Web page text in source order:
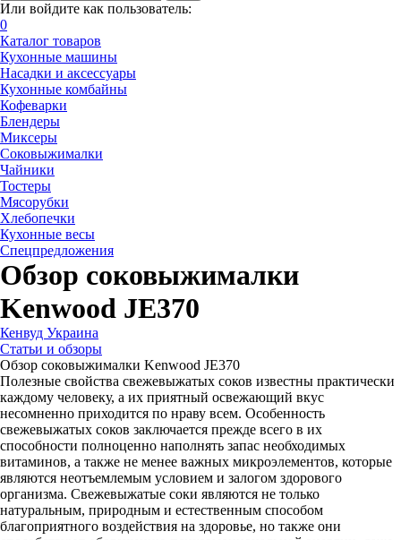
Или войдите как пользователь:
0
Каталог товаров
Кухонные машины
Насадки и аксессуары
Кухонные комбайны
Кофеварки
Блендеры
Миксеры
Соковыжималки
Чайники
Тостеры
Мясорубки
Хлебопечки
Кухонные весы
Спецпредложения
Обзор соковыжималки
Kenwood JE370
Кенвуд Украина
Статьи и обзоры
Обзор соковыжималки Kenwood JE370
Полезные свойства свежевыжатых соков известны практически
каждому человеку, а их приятный освежающий вкус
несомненно приходится по нраву всем. Особенность
свежевыжатых соков заключается прежде всего в их
способности полноценно наполнять запас необходимых
витаминов, а также не менее важных микроэлементов, которые
являются неотъемлемым условием и залогом здорового
организма. Свежевыжатые соки являются не только
натуральным, природным и естественным способом
благоприятного воздействия на здоровье, но также они